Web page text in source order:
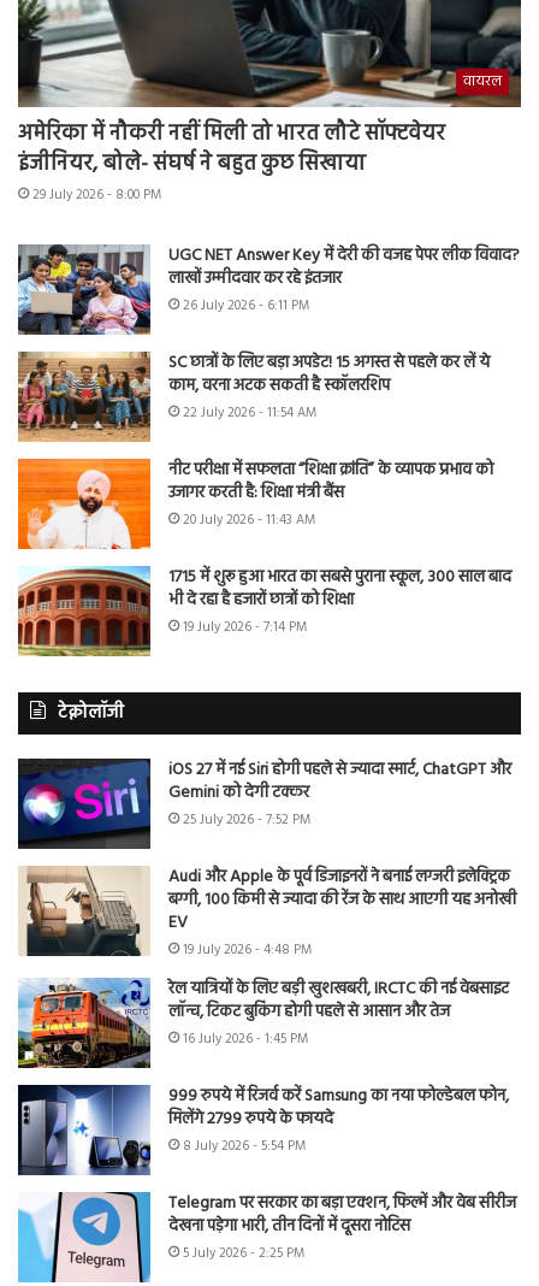
वायरल
अमेरिका में नौकरी नहीं मिली तो भारत लौटे सॉफ्टवेयर
इंजीनियर, बोले- संघर्ष ने बहुत कुछ सिखाया
29 July 2026 - 8:00 PM
UGC NET Answer Key में देरी की वजह पेपर लीक विवाद?
लाखों उम्मीदवार कर रहे इंतजार
26 July 2026 - 6:11 PM
SC छात्रों के लिए बड़ा अपडेट! 15 अगस्त से पहले कर लें ये
काम, वरना अटक सकती है स्कॉलरशिप
22 July 2026 - 11:54 AM
नीट परीक्षा में सफलता “शिक्षा क्रांति” के व्यापक प्रभाव को
उजागर करती है: शिक्षा मंत्री बैंस
20 July 2026 - 11:43 AM
1715 में शुरू हुआ भारत का सबसे पुराना स्कूल, 300 साल बाद
भी दे रहा है हजारों छात्रों को शिक्षा
19 July 2026 - 7:14 PM
टेक्नोलॉजी
iOS 27 में नई Siri होगी पहले से ज्यादा स्मार्ट, ChatGPT और
Gemini को देगी टक्कर
25 July 2026 - 7:52 PM
Audi और Apple के पूर्व डिजाइनरों ने बनाई लग्जरी इलेक्ट्रिक
बग्गी, 100 किमी से ज्यादा की रेंज के साथ आएगी यह अनोखी
EV
19 July 2026 - 4:48 PM
रेल यात्रियों के लिए बड़ी खुशखबरी, IRCTC की नई वेबसाइट
लॉन्च, टिकट बुकिंग होगी पहले से आसान और तेज
16 July 2026 - 1:45 PM
999 रुपये में रिजर्व करें Samsung का नया फोल्डेबल फोन,
मिलेंगे 2799 रुपये के फायदे
8 July 2026 - 5:54 PM
Telegram पर सरकार का बड़ा एक्शन, फिल्में और वेब सीरीज
देखना पड़ेगा भारी, तीन दिनों में दूसरा नोटिस
5 July 2026 - 2:25 PM